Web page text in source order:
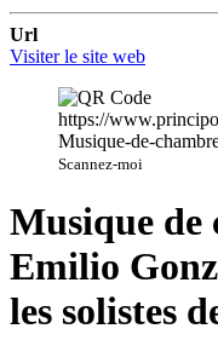
Url
Visiter le site web
Scannez-moi
Musique de
Emilio
les solistes